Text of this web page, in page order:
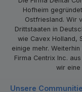
Hofheim
Ostfriesland. Wir
Drittstaaten in
wie Cavex Holland,
einige mehr.
Firma Centrix Inc.
wir eine
Unsere